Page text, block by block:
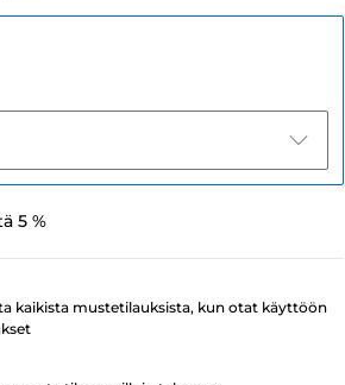
5 %
kaikista mustetilauksista, kun otat käyttöön